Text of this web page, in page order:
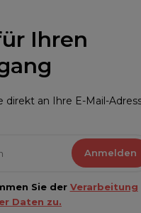
Ihren
direkt an Ihre E-Mail-
Anmelden
Sie der Verarbeitung
Daten zu.